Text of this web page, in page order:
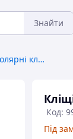
Знайти
Ковальські, монтажні, столярні кліщі
Код:
Під